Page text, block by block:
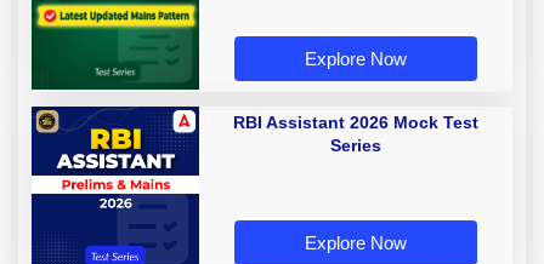
Explore Now
RBI Assistant 2026 Mock Test
Series
Explore Now